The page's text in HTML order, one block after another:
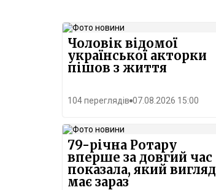
Чоловік відомої
української акторки
пішов з життя
104 переглядів 07.08.2026 15:00
79-річна Ротару
вперше за довгий час
показала, який вигляд
має зараз